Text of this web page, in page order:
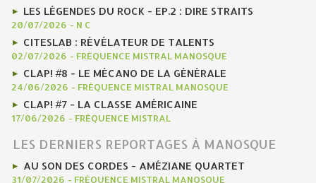
LES LÉGENDES DU ROCK - EP.2 : DIRE STRAITS
20/07/2026 - N C
CITESLAB : RÉVÉLATEUR DE TALENTS
02/07/2026 - FRÉQUENCE MISTRAL MANOSQUE
CLAP! #8 - LE MÉCANO DE LA GÉNÉRALE
24/06/2026 - FRÉQUENCE MISTRAL MANOSQUE
CLAP! #7 - LA CLASSE AMÉRICAINE
17/06/2026 - FRÉQUENCE MISTRAL
LES DERNIERS REPORTAGES À MANOSQUE
AU SON DES CORDES - AMÉZIANE QUARTET
31/07/2026 - FRÉQUENCE MISTRAL MANOSQUE